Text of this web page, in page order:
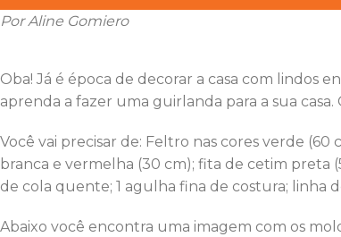
Por Aline Gomiero
Oba! Já é época de decorar a casa com lindos
aprenda a fazer uma guirlanda para a sua
Você vai precisar de: Feltro nas cores verde
branca e vermelha (30 cm); fita de cetim preta
de cola quente; 1 agulha fina de costura; linha
Abaixo você encontra uma imagem com os